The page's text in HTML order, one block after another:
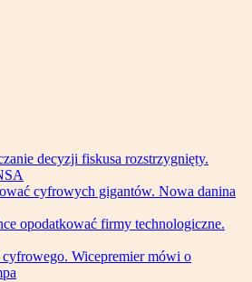
decyzji fiskusa rozstrzygnięty.
cyfrowych gigantów. Nowa danina
opodatkować firmy technologiczne.
cyfrowego. Wicepremier mówi o